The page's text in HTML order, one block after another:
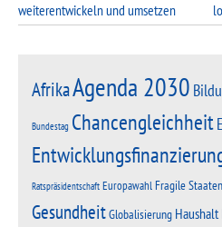
weiterentwickeln und umsetzen
AfrikaAgenda 2030
Bundestag Chancengleichheit
Ratspräsidentschaft EuropawahlFragile Staaten
GesundheitGlobalisierung Haushalt